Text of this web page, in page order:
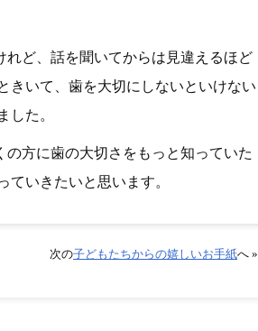
ど、話を聞いてからは見違えるほど
きいて、歯を大切にしないといけない
した。
方に歯の大切さをもっと知っていた
いきたいと思います。
次の子どもたちからの嬉しいお手紙へ »